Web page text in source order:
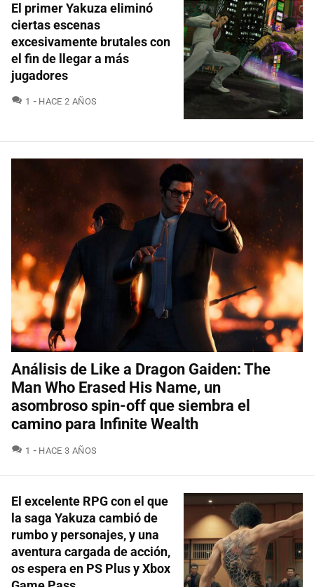
El primer Yakuza eliminó
ciertas escenas
excesivamente brutales con
el fin de llegar a más
jugadores
1 COMENTARIOS
HACE 2 AÑOS
Análisis de Like a Dragon Gaiden: The
Man Who Erased His Name, un
asombroso spin-off que siembra el
camino para Infinite Wealth
1 COMENTARIOS
HACE 3 AÑOS
El excelente RPG con el que
la saga Yakuza cambió de
rumbo y personajes, y una
aventura cargada de acción,
os espera en PS Plus y Xbox